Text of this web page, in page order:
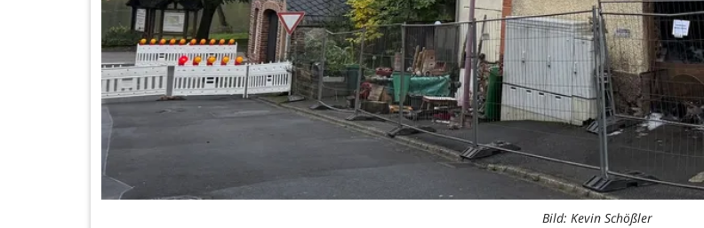
Bild: Kevin Schößler